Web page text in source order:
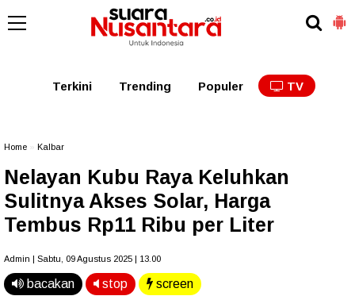
Kalbar Kalteng
Terkini Trending Populer TV
Home Kalbar
Nelayan Kubu Raya Keluhkan
Sulitnya Akses Solar, Harga
Tembus Rp11 Ribu per Liter
Admin | Sabtu, 09 Agustus 2025 | 13.00
bacakan stop screen